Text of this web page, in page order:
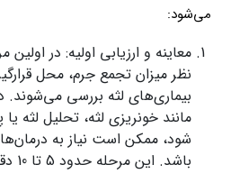
می‌شود:
معاینه و ارزیابی اولیه: در اولین
نظر میزان تجمع جرم، محل
بیماری‌های لثه بررسی می‌شوند.
مانند خونریزی لثه، تحلیل لثه
شود، ممکن است نیاز به
باشد. این مرحله حدود 5 تا 10 دقیقه زمان می‌برد.